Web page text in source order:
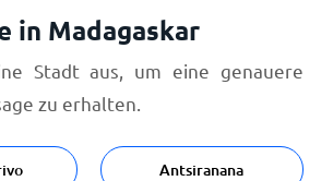
in Madagaskar
Stadt aus, um eine genauere
zu erhalten.
Antsiranana